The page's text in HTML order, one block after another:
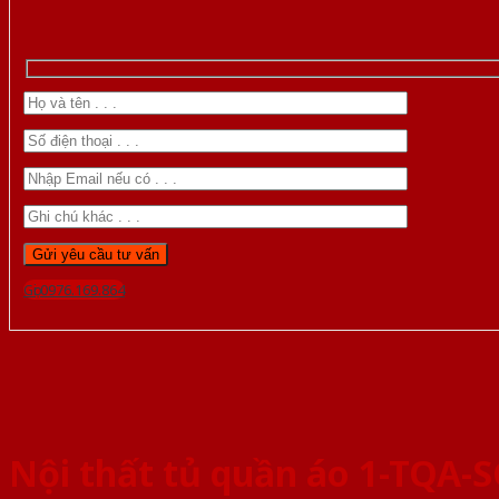
Gọi 0976.169.864
Nội thất tủ quần áo 1-TQA-